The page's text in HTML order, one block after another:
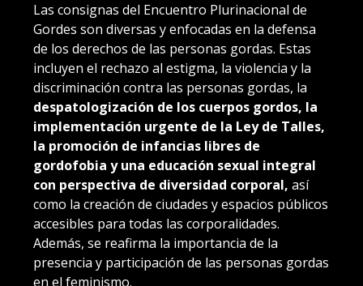
Las consignas del Encuentro Plurinacional de
Gordes son diversas y enfocadas en la defensa
de los derechos de las personas gordas. Estas
incluyen el rechazo al estigma, la violencia y la
discriminación contra las personas gordas, la
despatologización de los cuerpos gordos, la
implementación urgente de la Ley de Talles,
la promoción de infancias libres de
gordofobia y una educación sexual integral
con perspectiva de diversidad corporal, así
como la creación de ciudades y espacios públicos
accesibles para todas las corporalidades.
Además, se reafirma la importancia de la
presencia y participación de las personas gordas
en el feminismo.